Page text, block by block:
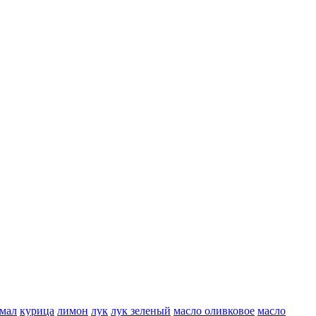
курица лимон лук лук зеленый масло оливковое масло